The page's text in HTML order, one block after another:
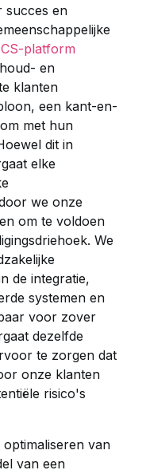
succes en
platform
en
klanten
een kant-en-
met hun
dit in
elke
we onze
om te voldoen
We
de integratie,
systemen en
voor zover
dezelfde
te zorgen dat
onze klanten
risico's
van
van een